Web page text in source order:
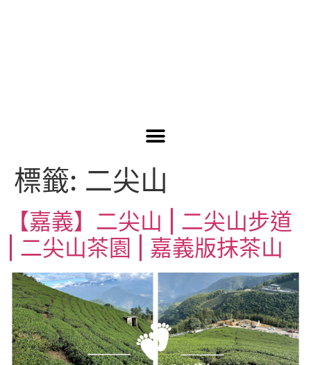
標籤: 二尖山
【嘉義】二尖山 | 二尖山步道
| 二尖山茶園 | 嘉義版抹茶山